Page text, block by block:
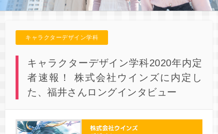
キャラクターデザイン学科
キャラクターデザイン学科2020年内定
者速報！ 株式会社ウインズに内定し
た、福井さんロングインタビュー